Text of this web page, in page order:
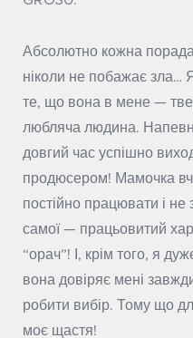
Абсолютно кожна
ніколи не побажає зла…
те, що вона в мене —
любляча людина.
довгий час успішно
продюсером! Мамочка
постійно працювати і не
самої — працьовитий
“орач”! І, крім того, я
вона довіряє мені
робити вибір. Тому що
моє щастя!